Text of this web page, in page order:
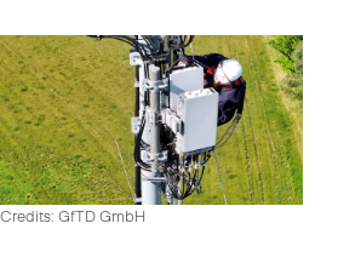
Credits: GfTD GmbH